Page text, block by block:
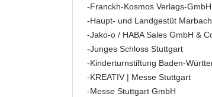
-Franckh-Kosmos Verlags-
-Haupt- und Landgestüt Marbach
-Jako-o / HABA Sales GmbH &
-Junges Schloss Stuttgart
-Kinderturnstiftung Baden-
-KREATIV | Messe Stuttgart
-Messe Stuttgart GmbH